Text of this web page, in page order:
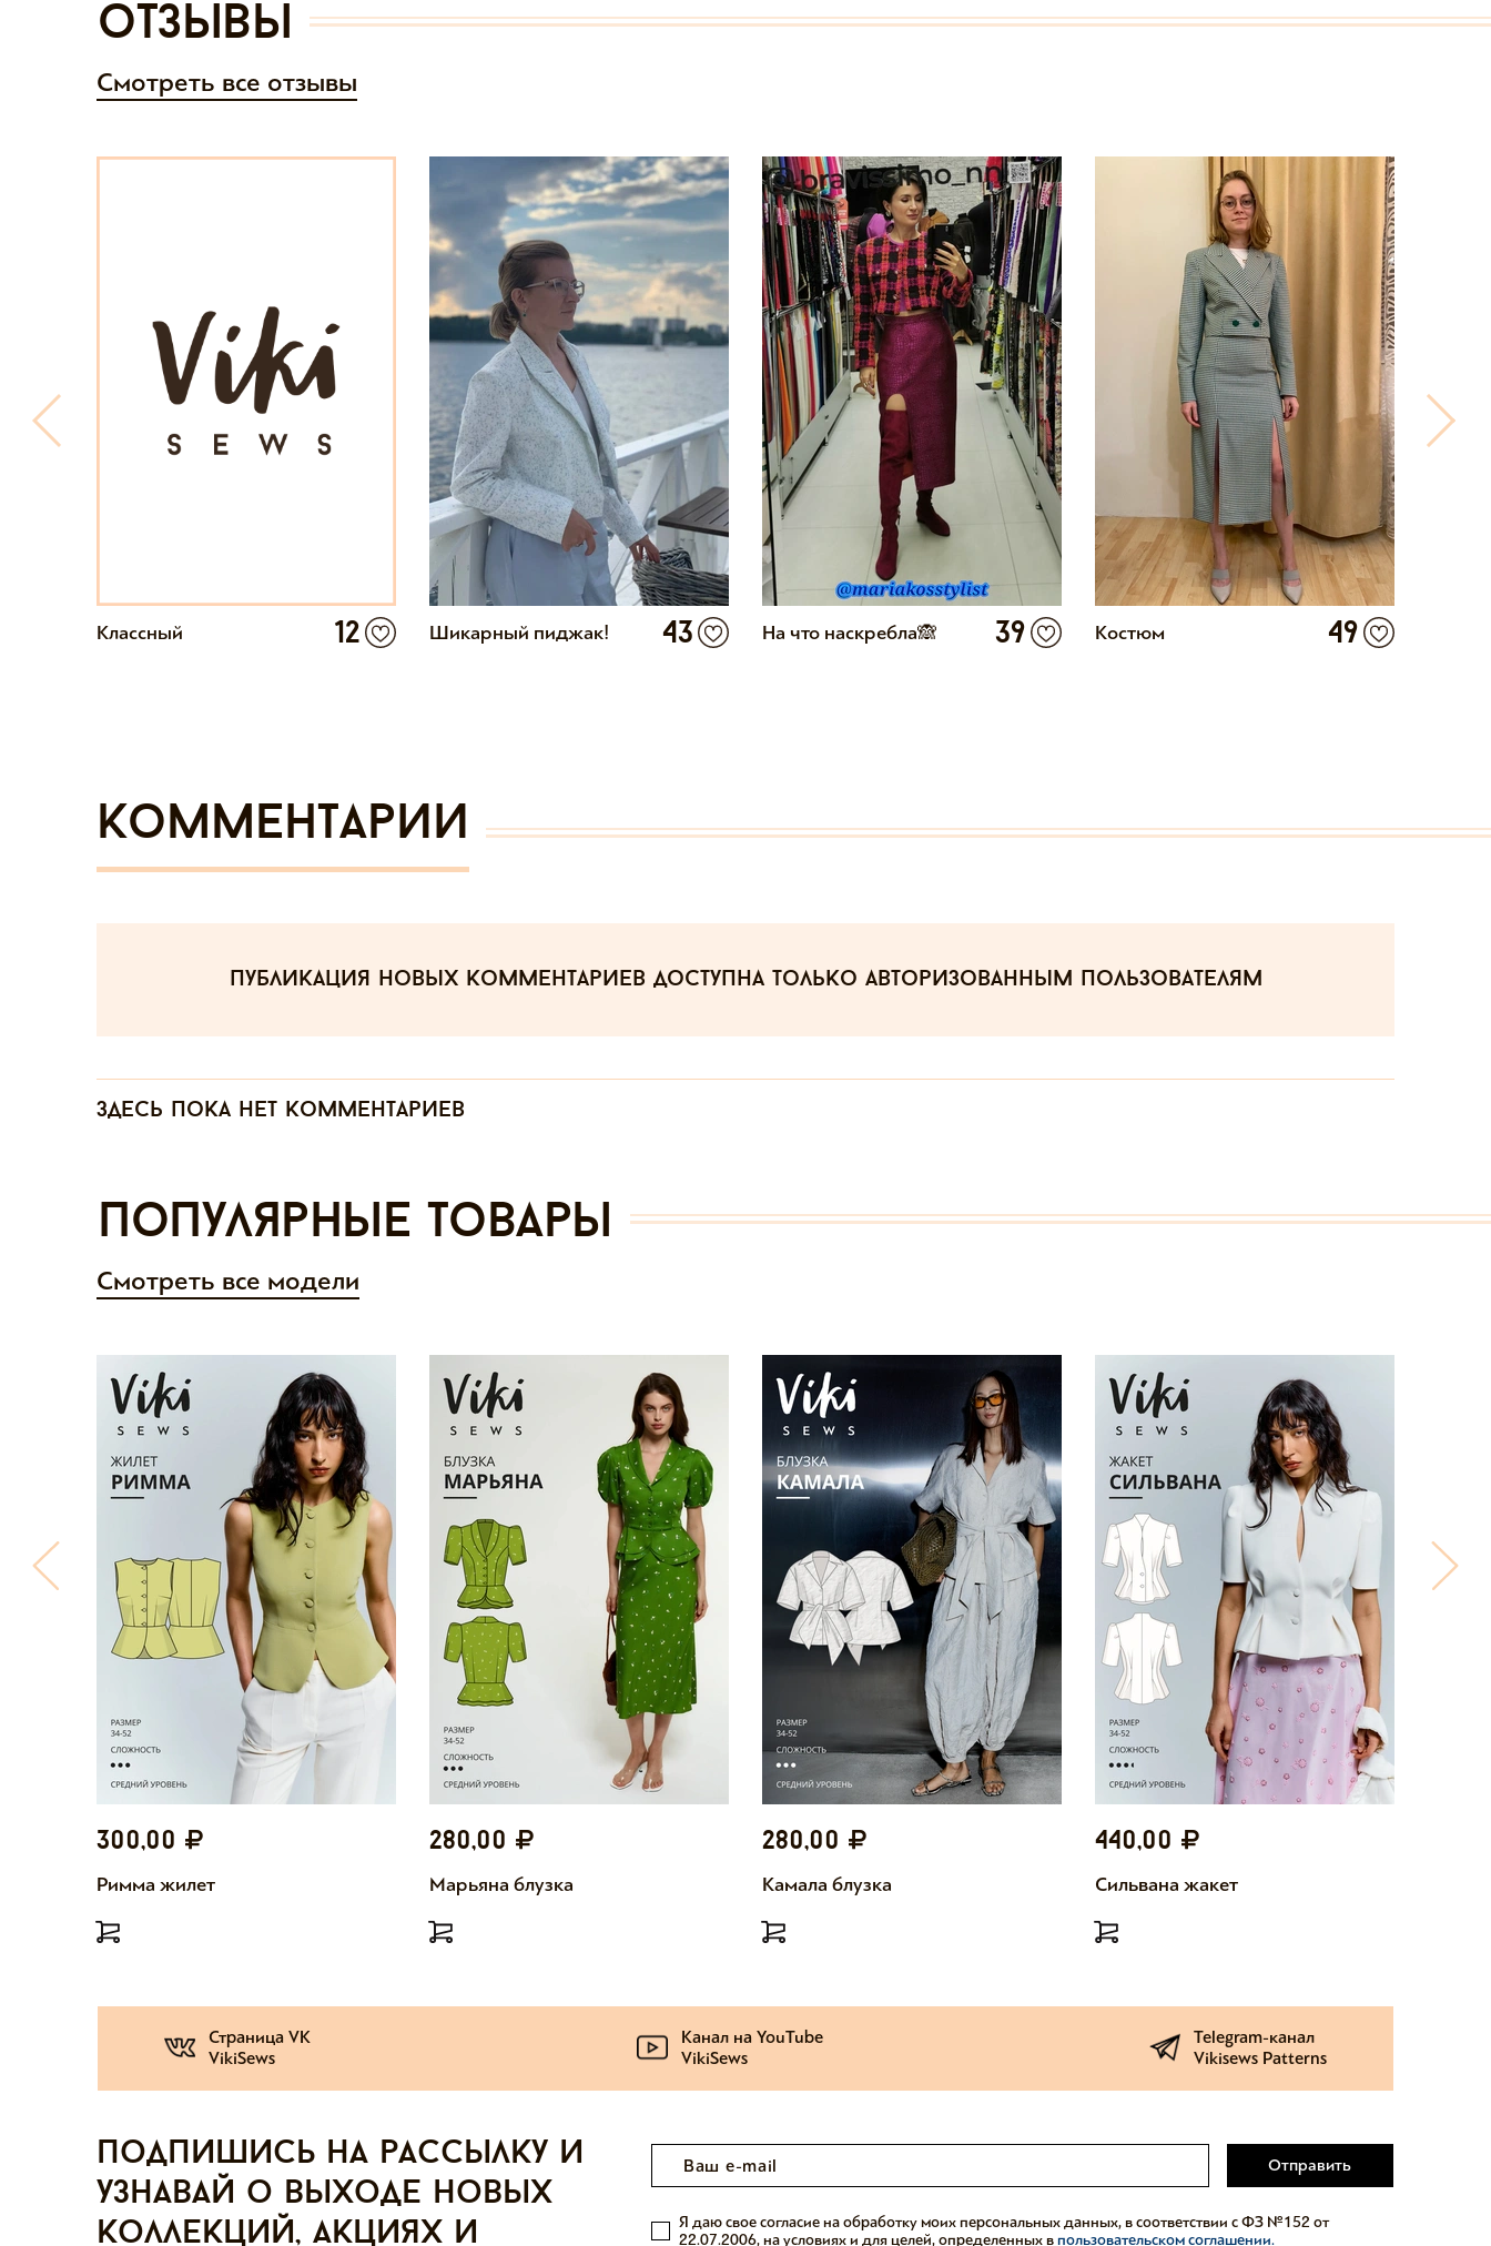
отзывы
Смотреть все отзывы
Классный 12 Шикарный пиджак! 43 На что наскребла🙈 39 Костюм 49
Комментарии
публикация новых комментариев доступна только авторизованным пользователям
Здесь пока нет комментариев
Популярные товары
Смотреть все модели
300,00
Римма жилет
280,00
Марьяна блузка
280,00
Камала блузка
440,00
Сильвана жакет
Страница VK
VikiSews
Канал на YouTube
VikiSews
Telegram-канал
Vikisews Patterns
Подпишись на рассылку и
узнавай о выходе новых
коллекций, акциях и
Отправить
Я даю свое согласие на обработку моих персональных данных, в соответствии с ФЗ №152 от
22.07.2006, на условиях и для целей, определенных впользовательском соглашении.